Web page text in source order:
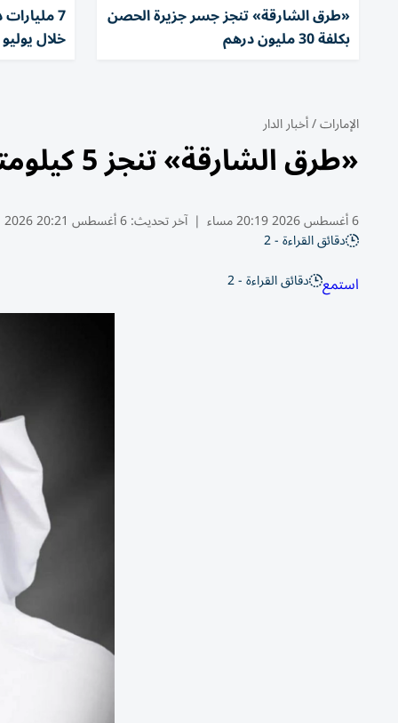
«طرق الشارقة» تنجز جسر جزيرة الحصن
بكلفة 30 مليون درهم
7
خلال يوليو
الإمارات/أخبار الدار
«طرق الشارقة» تنجز 5 كيلومترات من الطرق الداخلية في دبا الحصن
6 أغسطس 2026 20:19 مساء | آخر تحديث:6 أغسطس 20:21 2026
دقائق القراءة - 2
استمع دقائق القراءة - 2